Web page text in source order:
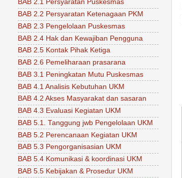
BAB 2.1 Persyaratan Puskesmas
BAB 2.2 Persyaratan Ketenagaan PKM
BAB 2.3 Pengelolaan Puskesmas
BAB 2.4 Hak dan Kewajiban Pengguna
BAB 2.5 Kontak Pihak Ketiga
BAB 2.6 Pemeliharaan prasarana
BAB 3.1 Peningkatan Mutu Puskesmas
BAB 4.1 Analisis Kebutuhan UKM
BAB 4.2 Akses Masyarakat dan sasaran
BAB 4.3 Evaluasi Kegiatan UKM
BAB 5.1. Tanggung jwb Pengelolaan UKM
BAB 5.2 Perencanaan Kegiatan UKM
BAB 5.3 Pengorganisasian UKM
BAB 5.4 Komunikasi & koordinasi UKM
BAB 5.5 Kebijakan & Prosedur UKM